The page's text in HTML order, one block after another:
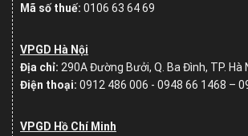
Mã số thuế: 0106 63 64 69
VPGD Hà Nội
Địa chỉ: 290A Đường Bưởi, Q. Ba Đình, TP. Hà
Điện thoại: 0912 486 006 - 0948 66 1468 –
VPGD Hồ Chí Minh